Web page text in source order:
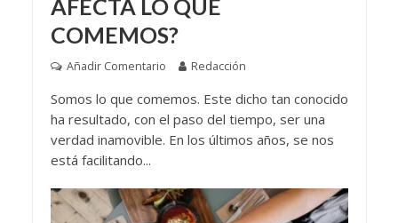
AFECTA LO QUE
COMEMOS?
Añadir Comentario Redacción
Somos lo que comemos. Este dicho tan conocido
ha resultado, con el paso del tiempo, ser una
verdad inamovible. En los últimos años, se nos
está facilitando...